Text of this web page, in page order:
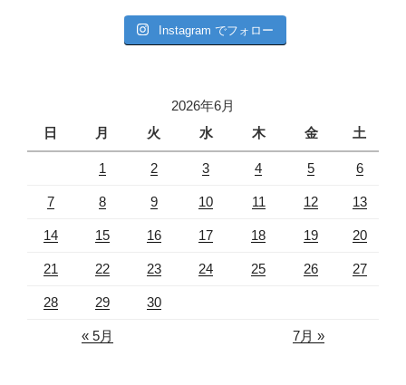
Instagram でフォロー
2026年6月
日
月 火 水 木 金 土
1 2 3 4 5 6
7 8 9 10 11 12 13
14 15 16 17 18 19 20
21 22 23 24 25 26 27
28 29 30
« 5月 7月 »